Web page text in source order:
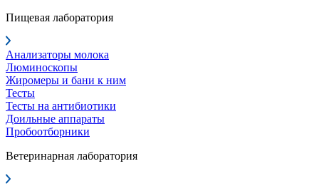
Пищевая лаборатория
Анализаторы молока
Люминоскопы
Жиромеры и бани к ним
Тесты
Тесты на антибиотики
Доильные аппараты
Пробоотборники
Ветеринарная лаборатория